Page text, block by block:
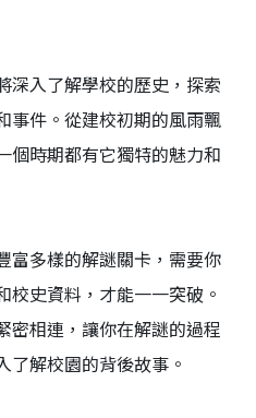
深入了解學校的歷史，探索
事件。從建校初期的風雨飄
個時期都有它獨特的魅力和
富多樣的解謎關卡，需要你
史資料，才能一一突破。
密相連，讓你在解謎的過程
了解校園的背後故事。